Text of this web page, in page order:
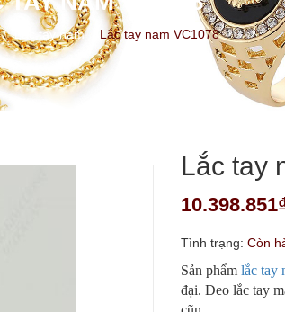
/ Lắc tay nam Lắc tay nam VC1078
Lắc tay
Tình trạng: Còn
Sản phẩm lắc tay
đại. Đeo lắc tay